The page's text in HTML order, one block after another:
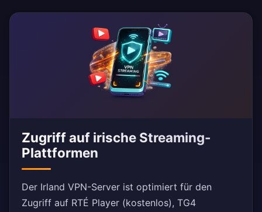
Zugriff auf irische Streaming-
Plattformen
Der Irland VPN-Server ist optimiert für den
Zugriff auf RTÉ Player (kostenlos), TG4